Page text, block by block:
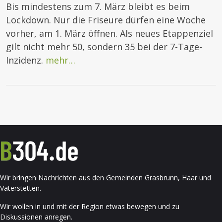
Bis mindestens zum 7. März bleibt es beim
Lockdown. Nur die Friseure dürfen eine Woche
vorher, am 1. März öffnen. Als neues Etappenziel
gilt nicht mehr 50, sondern 35 bei der 7-Tage-
Inzidenz. mehr…
Wir bringen Nachrichten aus den Gemeinden Grasbrunn, Haar und
Vaterstetten.
Wir wollen in und mit der Region etwas bewegen und zu
Diskussionen anregen.